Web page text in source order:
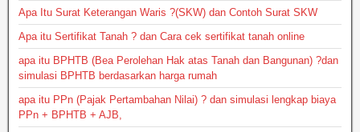
Apa Itu Surat Keterangan Waris ?(SKW) dan Contoh Surat SKW
Apa itu Sertifikat Tanah ? dan Cara cek sertifikat tanah online
apa itu BPHTB (Bea Perolehan Hak atas Tanah dan Bangunan) ?dan
simulasi BPHTB berdasarkan harga rumah
apa itu PPn (Pajak Pertambahan Nilai) ? dan simulasi lengkap biaya
PPn + BPHTB + AJB,